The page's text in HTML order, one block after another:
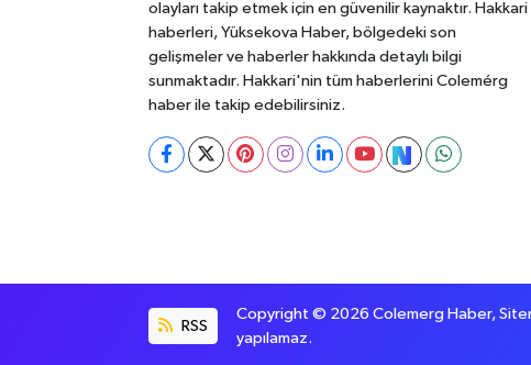
olayları takip etmek için en güvenilir kaynaktır. Hakkari
haberleri, Yüksekova Haber, bölgedeki son
gelişmeler ve haberler hakkında detaylı bilgi
sunmaktadır. Hakkari'nin tüm haberlerini Colemérg
haber ile takip edebilirsiniz.
RSS
Copyright © 2026 Colemerg Haber,
yapılamaz.